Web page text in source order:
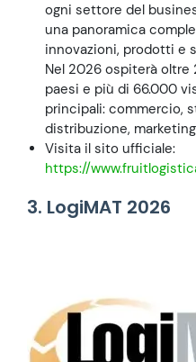
ogni settore del
una panoramica
innovazioni, prodotti e
Nel 2026 ospiterà oltre
paesi e più di 66.000
principali: commercio,
distribuzione,
Visita il sito ufficiale:
https://
3. LogiMAT 2026